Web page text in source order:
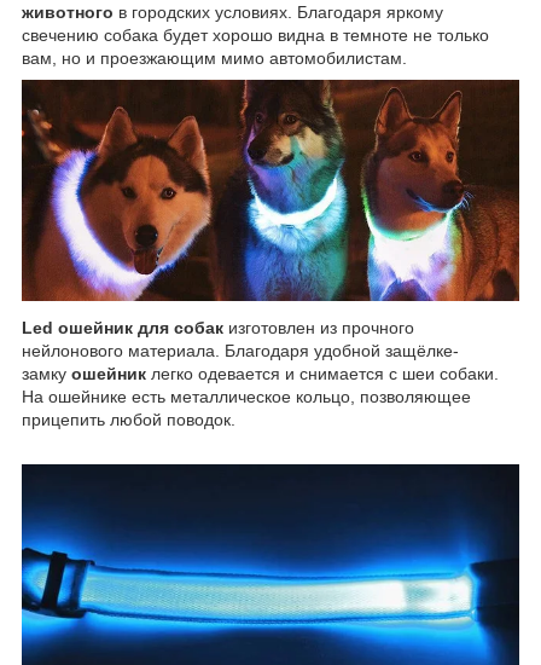
животного в городских условиях. Благодаря яркому
свечению собака будет хорошо видна в темноте не только
вам, но и проезжающим мимо автомобилистам.
Led ошейник для собак изготовлен из прочного
нейлонового материала. Благодаря удобной защёлке-
замку ошейник легко одевается и снимается с шеи собаки.
На ошейнике есть металлическое кольцо, позволяющее
прицепить любой поводок.